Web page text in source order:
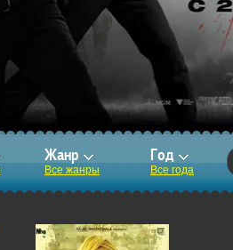
Жанр
Все жанры
Год
Все года